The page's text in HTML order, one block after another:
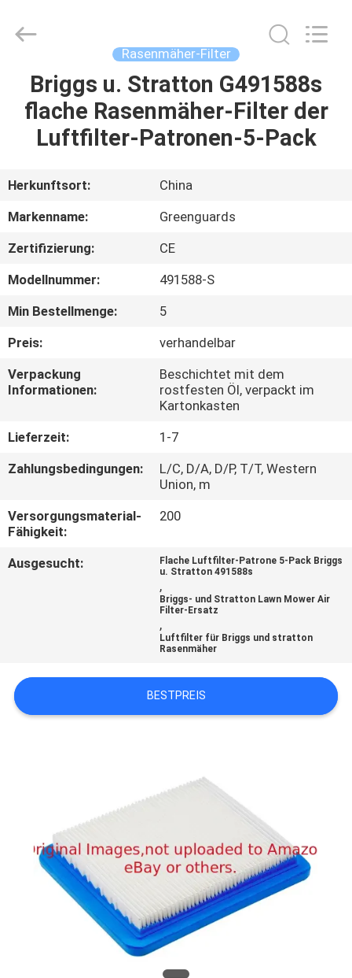
HAUS
PRODUKTE
ÜBER
UNS
FABRIK-
AUSFLUG
QUALITÄTSKONTROLLE
TRETEN
MIT
UNS
VERBINDUNG
NACHRICHTEN
ZITAT
Trading
Reserved.
Rasenmäher-Filter
Briggs u. Stratton G491588s
flache Rasenmäher-Filter der
Luftfilter-Patronen-5-Pack
Herkunftsort:
China
Markenname:
Greenguards
Zertifizierung:
CE
Modellnummer:
491588-S
Min Bestellmenge:
5
Preis:
verhandelbar
Verpackung
Informationen:
Beschichtet mit dem
rostfesten Öl, verpackt im
Kartonkasten
Lieferzeit:
1-7
Zahlungsbedingungen:
L/C, D/A, D/P, T/T, Western
Union, m
Versorgungsmaterial-
Fähigkeit:
200
Ausgesucht:
Flache Luftfilter-Patrone 5-Pack Briggs
u. Stratton 491588s
,
Briggs- und Stratton Lawn Mower Air
Filter-Ersatz
,
Luftfilter für Briggs und stratton
Rasenmäher
BESTPREIS